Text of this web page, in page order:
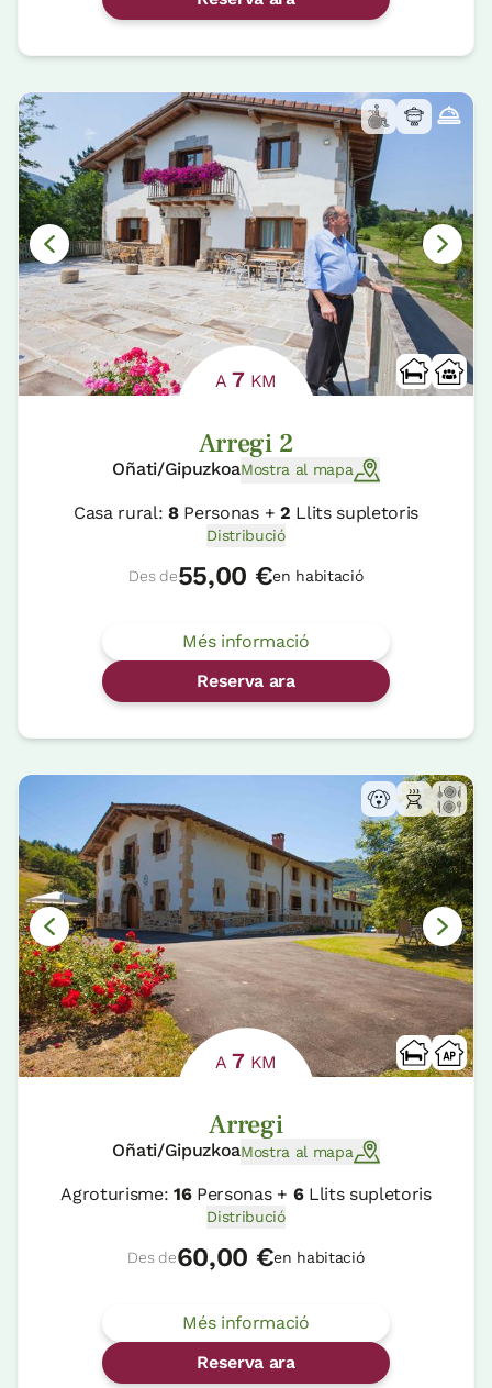
A7 KM
Arregi 2
Oñati/GipuzkoaMostra al mapa
Casa rural:8Personas + 2 Llits supletoris
Distribució
Des de55,00 €en habitació
Més informació
Reserva ara
A7 KM
Arregi
Oñati/GipuzkoaMostra al mapa
Agroturisme:16Personas + 6Llits supletoris
Distribució
Des de60,00 €en habitació
Més informació
Reserva ara